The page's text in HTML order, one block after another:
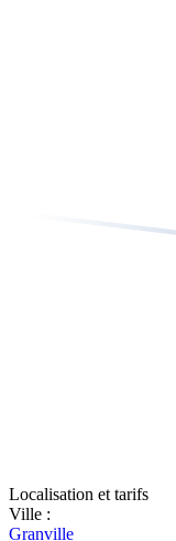
Localisation et tarifs
Ville :
Granville